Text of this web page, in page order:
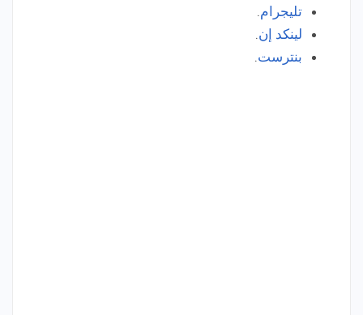
تليجرام.
لينكد إن.
بنترست.